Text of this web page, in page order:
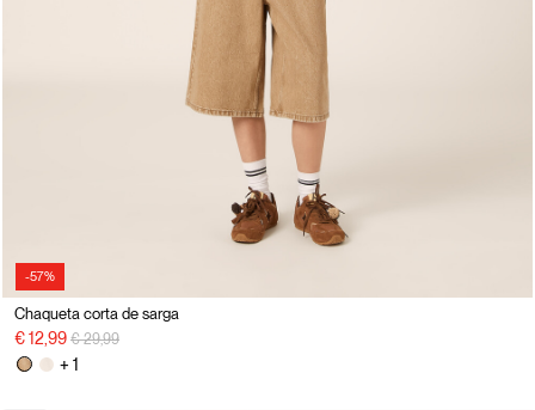
-57%
Chaqueta corta de sarga
€ 12,99 precio rebajado desde
€ 29,99a
+ 1